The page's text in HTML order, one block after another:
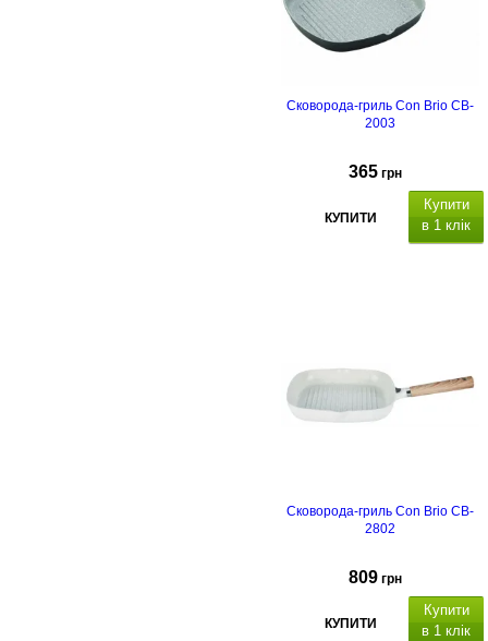
Сковорода-гриль Con Brio CB-
2003
365 грн
КУПИТИ
Купити
в 1 клік
Сковорода-гриль Con Brio CB-
2802
809 грн
КУПИТИ
Купити
в 1 клік